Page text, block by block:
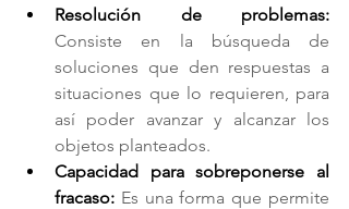
Consiste en la búsqueda de
soluciones que den respuestas a
situaciones que lo requieren, para
así poder avanzar y alcanzar los
objetos planteados.
Capacidad para sobreponerse al
fracaso: Es una forma que permite